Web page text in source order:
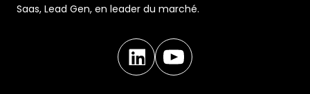
Saas, Lead Gen, en leader du marché.